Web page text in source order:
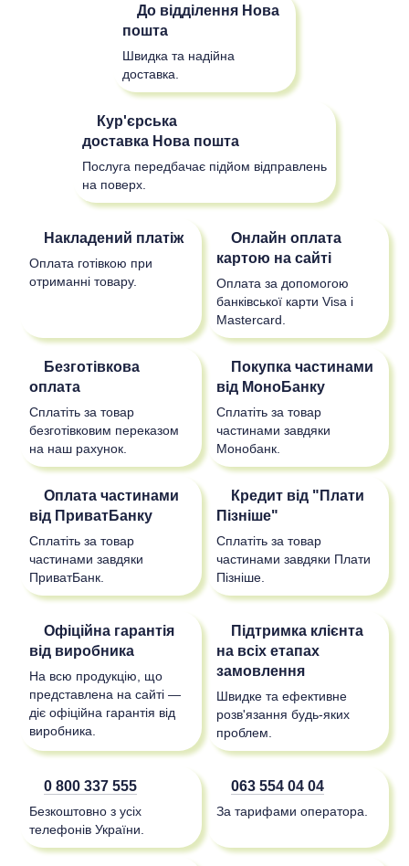
До відділення Нова
пошта
Швидка та надійна
доставка.
Кур'єрська
доставка Нова пошта
Послуга передбачає підйом відправлень
на поверх.
Накладений платіж
Оплата готівкою при
отриманні товару.
Онлайн оплата
картою на сайті
Оплата за допомогою
банківської карти Visa і
Mastercard.
Безготівкова
оплата
Сплатіть за товар
безготівковим переказом
на наш рахунок.
Покупка частинами
від МоноБанку
Сплатіть за товар
частинами завдяки
Монобанк.
Оплата частинами
від ПриватБанку
Сплатіть за товар
частинами завдяки
ПриватБанк.
Кредит від "Плати
Пізніше"
Сплатіть за товар
частинами завдяки Плати
Пізніше.
Офіційна гарантія
від виробника
На всю продукцію, що
представлена на сайті —
діє офіційна гарантія від
виробника.
Підтримка клієнта
на всіх етапах
замовлення
Швидке та ефективне
розв'язання будь-яких
проблем.
0 800 337 555
Безкоштовно з усіх
телефонів України.
063 554 04 04
За тарифами оператора.